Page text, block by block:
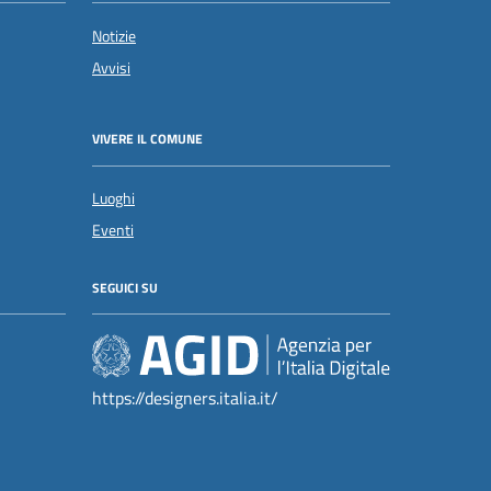
Notizie
Avvisi
VIVERE IL COMUNE
Luoghi
Eventi
SEGUICI SU
https://designers.italia.it/